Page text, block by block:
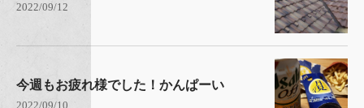
2022/09/12
今週もお疲れ様でした！かんぱーい
2022/09/10